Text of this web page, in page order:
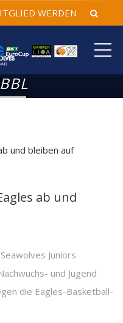
WERDEN
ab und
Juniors
und Jugend
die Eagles-Basketball-